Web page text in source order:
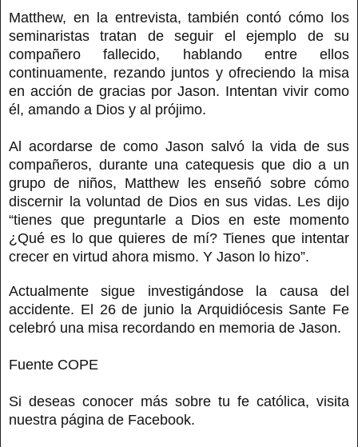
Matthew, en la entrevista, también contó cómo los
seminaristas tratan de seguir el ejemplo de su
compañero fallecido, hablando entre ellos
continuamente, rezando juntos y ofreciendo la misa
en acción de gracias por Jason. Intentan vivir como
él, amando a Dios y al prójimo.
Al acordarse de como Jason salvó la vida de sus
compañeros, durante una catequesis que dio a un
grupo de niños, Matthew les enseñó sobre cómo
discernir la voluntad de Dios en sus vidas. Les dijo
“tienes que preguntarle a Dios en este momento
¿Qué es lo que quieres de mí? Tienes que intentar
crecer en virtud ahora mismo. Y Jason lo hizo”.
Actualmente sigue investigándose la causa del
accidente. El 26 de junio la Arquidiócesis Sante Fe
celebró una misa recordando en memoria de Jason.
Fuente COPE
Si deseas conocer más sobre tu fe católica, visita
nuestra página de Facebook.